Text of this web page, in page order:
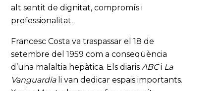
alt sentit de dignitat, compromís i
professionalitat.
Francesc Costa va traspassar el 18 de
setembre del 1959 com a conseqüència
d’una malaltia hepàtica. Els diarisABCi La
Vanguardia li van dedicar espais importants.